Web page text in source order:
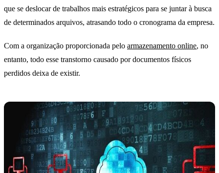
que se deslocar de trabalhos mais estratégicos para se juntar à busca
de determinados arquivos, atrasando todo o cronograma da empresa.
Com a organização proporcionada pelo armazenamento online, no
entanto, todo esse transtorno causado por documentos físicos
perdidos deixa de existir.